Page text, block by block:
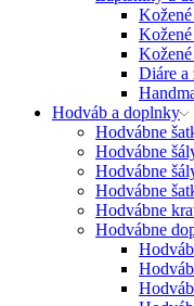
Diáre a
Hodváb a doplnky
Hodvábne
Hodvábne
Hodvábne
Hodvábne
Hodvábne
Hodvábne